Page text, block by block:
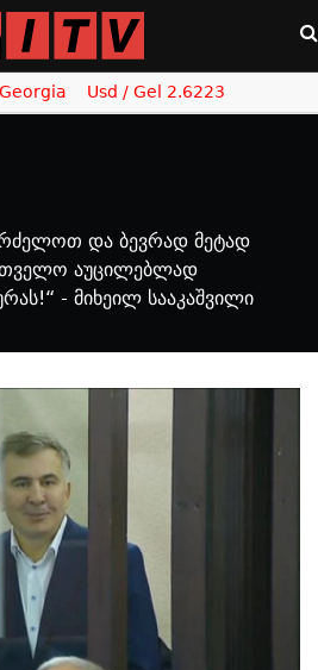
Usd / Gel 2.6223
და ბევრად მეტად
აუცილებლად
- მიხეილ სააკაშვილი